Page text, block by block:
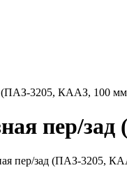
(ПАЗ-3205, КААЗ, 100
пер/